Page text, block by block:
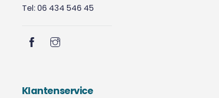
Tel: 06 434 546 45
Klantenservice